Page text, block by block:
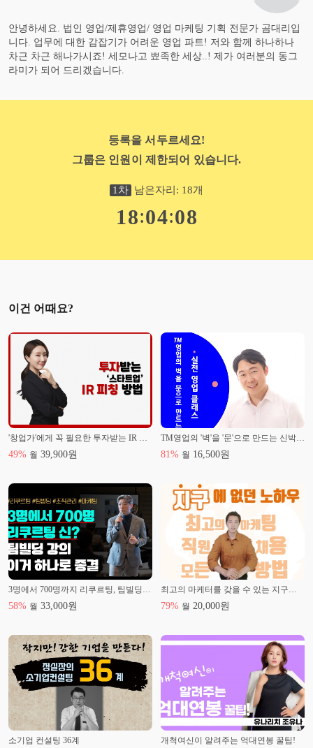
안녕하세요. 법인 영업/제휴영업/ 영업 마케팅 기획 전문가 곰대리입
니다. 업무에 대한 감잡기가 어려운 영업 파트! 저와 함께 하나하나
차근 차근 해나가시죠! 세모나고 뾰족한 세상..! 제가 여러분의 동그
라미가 되어 드리겠습니다.
등록을 서두르세요!
그룹은 인원이 제한되어 있습니다.
1 차 남은자리: 18개
18:04:07
이건 어때요?
'창업가'에게 꼭 필요한 투자받는 IR 피칭 비법
49% 월 39,900원
TM영업의 '벽'을 '문'으로 만드는 신박한 영업강의!
81% 월 16,500원
58% 월 33,000원 79% 월 20,000원
소기업 컨설팅 36계 개척여신이 알려주는 억대연봉 꿀팁!